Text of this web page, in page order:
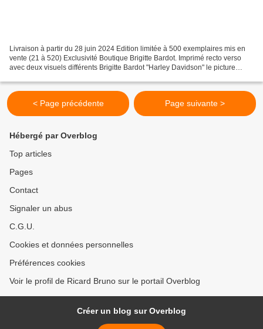
Livraison à partir du 28 juin 2024 Edition limitée à 500 exemplaires mis en
vente (21 à 520) Exclusivité Boutique Brigitte Bardot. Imprimé recto verso
avec deux visuels différents Brigitte Bardot "Harley Davidson" le picture
< Page précédente Page suivante >
Hébergé par Overblog
Top articles
Pages
Contact
Signaler un abus
C.G.U.
Cookies et données personnelles
Préférences cookies
Voir le profil de Ricard Bruno sur le portail Overblog
Créer un blog sur Overblog